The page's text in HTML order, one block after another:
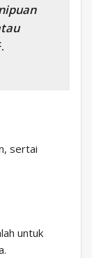
sertai
untuk